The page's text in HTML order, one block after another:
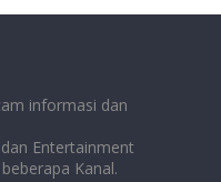
informasi dan
Entertainment
Kanal.